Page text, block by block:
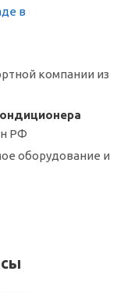
в
компании из
РФ
оборудование и